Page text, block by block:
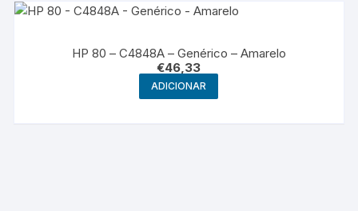
HP 80 – C4848A – Genérico – Amarelo
€46,33
ADICIONAR